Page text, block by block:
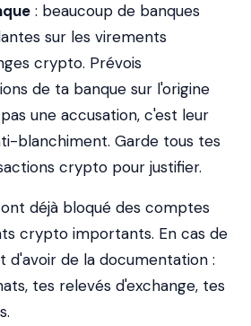
: beaucoup de banques
sur les virements
crypto. Prévois
de ta banque sur l'origine
une accusation, c'est leur
blanchiment. Garde tous tes
crypto pour justifier.
déjà bloqué des comptes
crypto importants. En cas de
d'avoir de la documentation :
tes relevés d'exchange, tes